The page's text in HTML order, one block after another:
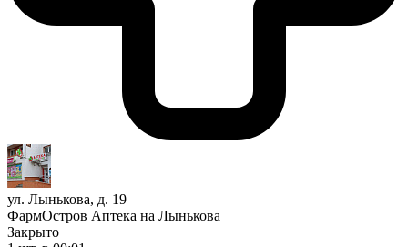
ул. Лынькова, д. 19
ФармОстров Аптека на Лынькова
Закрыто